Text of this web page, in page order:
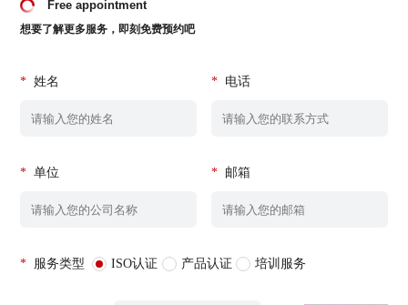
Free appointment
想要了解更多服务，即刻免费预约吧
* 姓名 * 电话
* 单位 * 邮箱
* 服务类型 ISO认证 产品认证 培训服务